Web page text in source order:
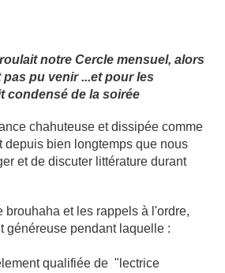
notre Cercle mensuel, alors
pu venir ...et pour les
condensé de la soirée
chahuteuse et dissipée comme
depuis bien longtemps que nous
et de discuter littérature durant
brouhaha et les rappels à l'ordre,
généreuse pendant laquelle :
qualifiée de "lectrice